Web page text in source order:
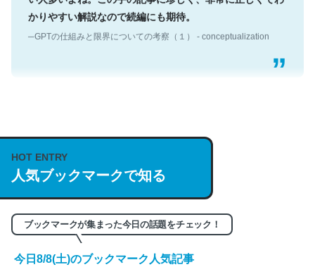
かりやすい解説なので続編にも期待。
─GPTの仕組みと限界についての考察（１） - conceptualization
説してる記事が少ないので貴重な良記事。/続編来た
https://isobe324649.hatenablog.com/entry/2023/03/27
/064121
─GPTの仕組みと限界についての考察（１） - conceptualization
HOT ENTRY
人気ブックマークで知る
ブックマークが集まった今日の話題をチェック！
今日8/8(土)のブックマーク人気記事